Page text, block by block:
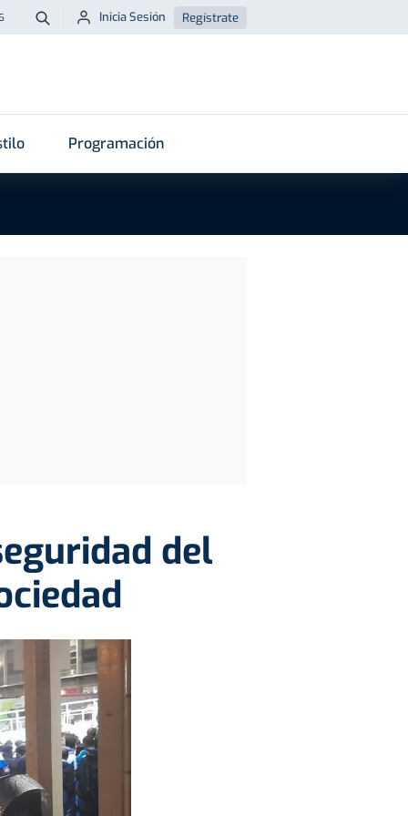
Buscar
Inicia Sesión Regístrate
Programación
del